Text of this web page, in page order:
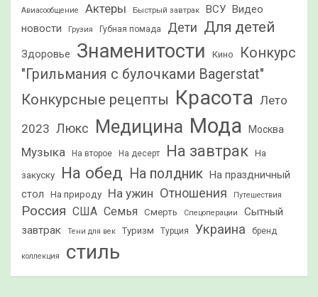
Авиасообщение Актеры Быстрый завтрак ВСУ Видео
новости
Грузия Губная помада Дети Для детей
Здоровье Знаменитости Кино
Конкурс
"Грильмания с булочками Bagerstat"
Конкурсные рецепты Красота Лето
2023 Люкс Медицина Мода Москва
Музыка На второе На десерт На завтрак На
закуску На обед На полдник На праздничный
стол
На природу На ужин Отношения Путешествия
Россия США Семья Смерть Спецоперации
Сытный
завтрак
Тени для век Туризм Турция Украина бренд
коллекция стиль